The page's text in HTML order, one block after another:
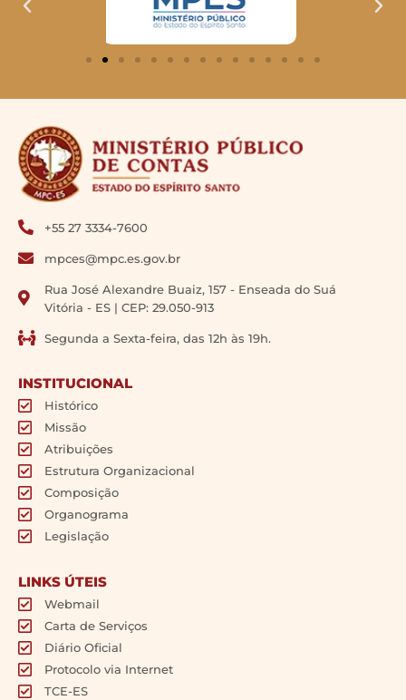
+55 27 3334-7600
mpces@mpc.es.gov.br
Rua José Alexandre Buaiz, 157 - Enseada do Suá
Vitória - ES | CEP: 29.050-913
Segunda a Sexta-feira, das 12h às 19h.
INSTITUCIONAL
Histórico
Missão
Atribuições
Estrutura Organizacional
Composição
Organograma
Legislação
LINKS ÚTEIS
Webmail
Carta de Serviços
Diário Oficial
Protocolo via Internet
TCE-ES